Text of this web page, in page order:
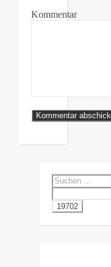
Kommentar